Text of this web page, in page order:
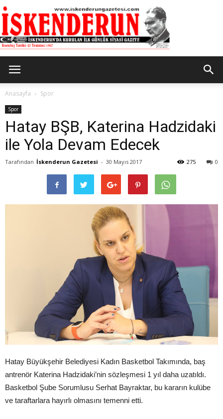
Gazetesi
Anasayfa Spor
Spor
Hatay BŞB, Katerina Hadzidaki
ile Yola Devam Edecek
Tarafından İskenderun Gazetesi - 30 Mayıs 2017 0
275
Hatay Büyükşehir Belediyesi Kadın Basketbol Takımında, baş
antrenör Katerina Hadzidaki’nin sözleşmesi 1 yıl daha uzatıldı.
Basketbol Şube Sorumlusu Serhat Bayraktar, bu kararın kulübe
ve taraftarlara hayırlı olmasını temenni etti.